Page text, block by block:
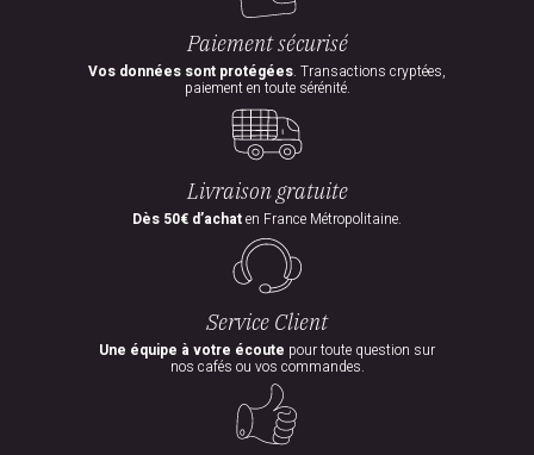
Paiement sécurisé
Vos données sont protégées. Transactions cryptées,
paiement en toute sérénité.
Livraison gratuite
Dès 50€ d’achaten France Métropolitaine.
Service Client
Une équipe à votre écoute pour toute question sur
nos cafés ou vos commandes.